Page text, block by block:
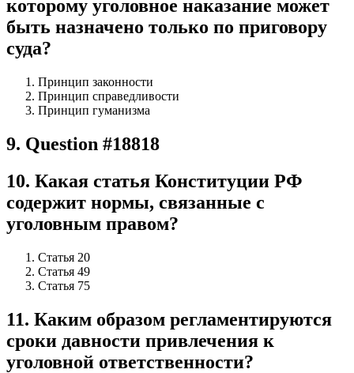
которому уголовное наказание может
быть назначено только по приговору
суда?
Принцип законности
Принцип справедливости
Принцип гуманизма
9. Question #18818
10. Какая статья Конституции РФ
содержит нормы, связанные с
уголовным правом?
Статья 20
Статья 49
Статья 75
11. Каким образом регламентируются
сроки давности привлечения к
уголовной ответственности?